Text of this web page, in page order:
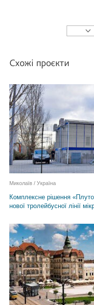
Схожі проєкти
Комплексне рішення
нової тролейбусної лінії
Миколаїв / Україна